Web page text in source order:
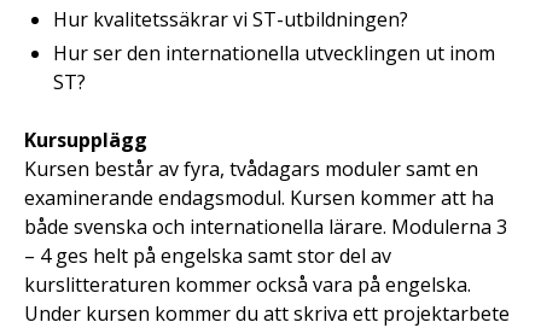
Hur kvalitetssäkrar vi ST-utbildningen?
Hur ser den internationella utvecklingen ut inom
ST?
Kursupplägg
Kursen består av fyra, tvådagars moduler samt en
examinerande endagsmodul. Kursen kommer att ha
både svenska och internationella lärare. Modulerna 3
– 4 ges helt på engelska samt stor del av
kurslitteraturen kommer också vara på engelska.
Under kursen kommer du att skriva ett projektarbete